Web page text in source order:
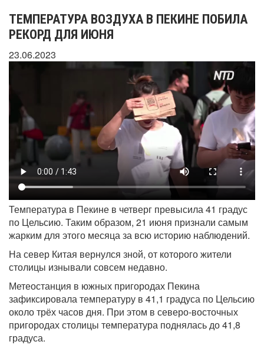
ТЕМПЕРАТУРА ВОЗДУХА В ПЕКИНЕ ПОБИЛА
РЕКОРД ДЛЯ ИЮНЯ
23.06.2023
Температура в Пекине в четверг превысила 41 градус
по Цельсию. Таким образом, 21 июня признали самым
жарким для этого месяца за всю историю наблюдений.
На север Китая вернулся зной, от которого жители
столицы изнывали совсем недавно.
Метеостанция в южных пригородах Пекина
зафиксировала температуру в 41,1 градуса по Цельсию
около трёх часов дня. При этом в северо-восточных
пригородах столицы температура поднялась до 41,8
градуса.